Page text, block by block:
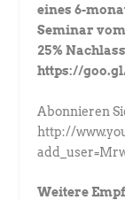
eines 6-
Seminar vom
25%
https://
Abonnieren
http://
Weitere